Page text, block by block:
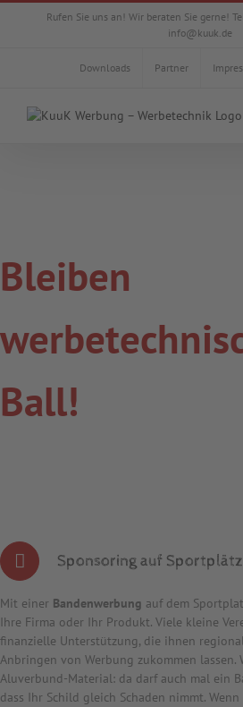
Zum
Rufen Sie uns an! Wir beraten Sie gerne!
info@kuuk.de
Downloads Partner
Ball!
Sponsoring auf
Mit einer Bandenwerbung auf dem
Ihre Firma oder Ihr Produkt. Viele kleine
finanzielle Unterstützung, die ihnen
Anbringen von Werbung zukommen
Aluverbund-Material: da darf auch mal ein
dass Ihr Schild gleich Schaden nimmt.